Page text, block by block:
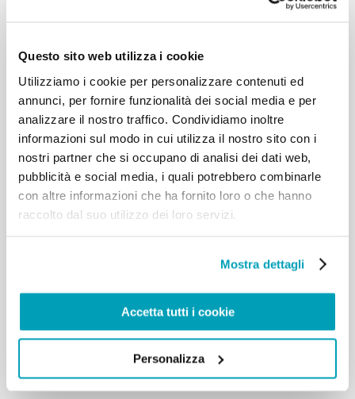
Questo sito web utilizza i cookie
Utilizziamo i cookie per personalizzare contenuti ed
annunci, per fornire funzionalità dei social media e per
analizzare il nostro traffico. Condividiamo inoltre
informazioni sul modo in cui utilizza il nostro sito con i
nostri partner che si occupano di analisi dei dati web,
pubblicità e social media, i quali potrebbero combinarle
con altre informazioni che ha fornito loro o che hanno
raccolto dal suo utilizzo dei loro servizi.
Mostra dettagli
Accetta tutti i cookie
Personalizza
inasprito la delicata situazione della Repubblica
preoccupazione. Faccio appello alle parti coinvolte
affinché si ponga fine a questo ciclo di violenze.
Sono spiritualmente vicino ai Padri comboniani
della parrocchia Nostra Signora di Fatima in Bangui,
che accolgono numerosi sfollati. Esprimo la mia
solidarietà alla Chiesa, alle altre confessioni
religiose e all’intera nazione Centrafricana, così
duramente provate mentre compiono ogni sforzo
per superare le divisioni e riprendere il cammino
tormentata ed esortare tutti i centroafricani ad
di aprire la porta santa della cattedrale di Bangui,
durante il Viaggio apostolico che spero di poter
Torna ai risultati